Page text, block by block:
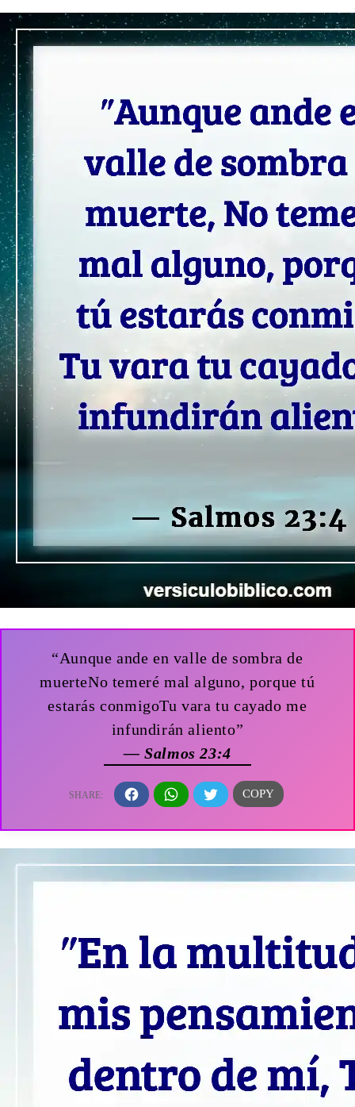
“Aunque ande en valle de sombra de
muerteNo temeré mal alguno, porque tú
estarás conmigoTu vara tu cayado me
infundirán aliento”
— Salmos 23:4